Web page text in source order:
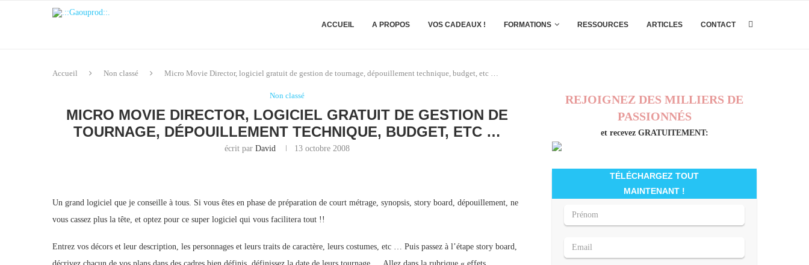
ACCUEIL A PROPOS VOS CADEAUX ! FORMATIONS RESSOURCES ARTICLES CONTACT
Accueil Non classé Micro Movie Director, logiciel gratuit de gestion de tournage, dépouillement technique, budget, etc …
Non classé
MICRO MOVIE DIRECTOR, LOGICIEL GRATUIT DE GESTION DE
TOURNAGE, DÉPOUILLEMENT TECHNIQUE, BUDGET, ETC …
écrit par David 13 octobre 2008
Un grand logiciel que je conseille à tous. Si vous êtes en phase de préparation de court métrage, synopsis, story board, dépouillement, ne
vous cassez plus la tête, et optez pour ce super logiciel qui vous facilitera tout !!
Entrez vos décors et leur description, les personnages et leurs traits de caractère, leurs costumes, etc … Puis passez à l’étape story board,
REJOIGNEZ DES MILLIERS DE
PASSIONNÉS
et recevez GRATUITEMENT:
TÉLÉCHARGEZ TOUT
MAINTENANT !